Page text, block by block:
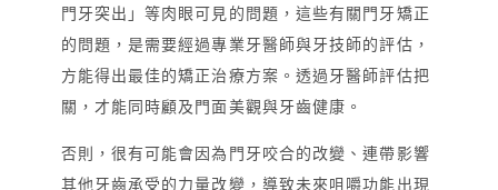
門牙突出」等肉眼可見的問題，這些有關門牙矯正
的問題，是需要經過專業牙醫師與牙技師的評估，
方能得出最佳的矯正治療方案。透過牙醫師評估把
關，才能同時顧及門面美觀與牙齒健康。
否則，很有可能會因為門牙咬合的改變、連帶影響
其他牙齒承受的力量改變，導致未來咀嚼功能出現